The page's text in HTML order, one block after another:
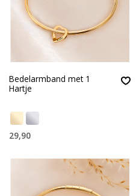
Bedelarmband met 1
Hartje
29,90